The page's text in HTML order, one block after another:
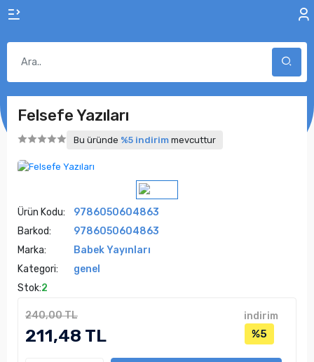
Felsefe Yazıları
Bu üründe %5 indirim mevcuttur
Ürün Kodu:
9786050604863
Barkod:
9786050604863
Marka:
Babek Yayınları
Kategori:
genel
Stok:2
240,00 TL
211,48 TL
indirim
%5